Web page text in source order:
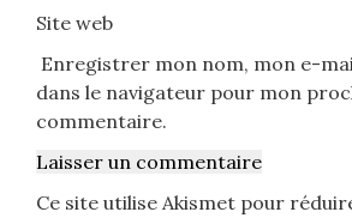
Site web
Enregistrer mon nom, mon e-
dans le navigateur pour mon
commentaire.
Ce site utilise Akismet pour